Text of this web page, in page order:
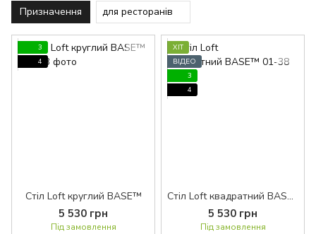
Призначення для ресторанів
3
4
Стіл Loft круглий BASE™
5 530 грн
Під замовлення
ХІТ
ВІДЕО
3
4
Стіл Loft квадратний BASE™
5 530 грн
Під замовлення